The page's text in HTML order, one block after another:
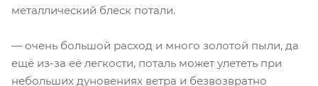
металлический блеск потали.
— очень большой расход и много золотой пыли, да
ещё из-за её легкости, поталь может улететь при
небольших дуновениях ветра и безвозвратно